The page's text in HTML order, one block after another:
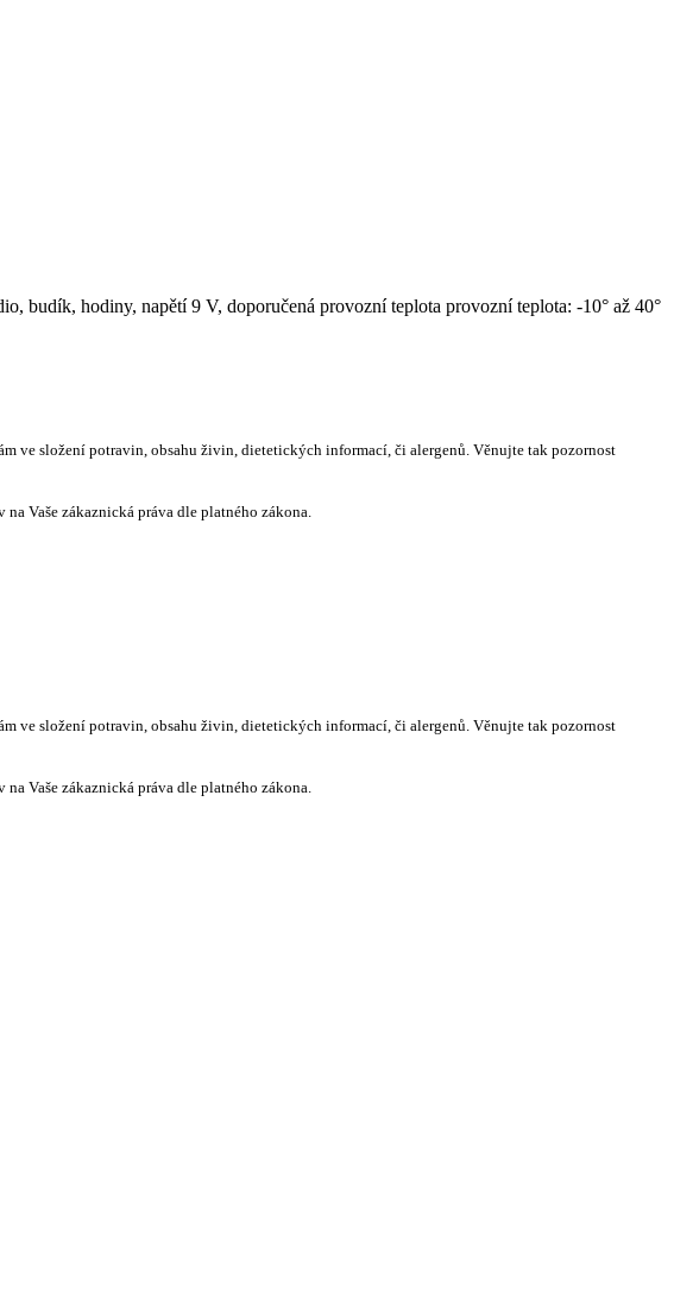
budík, hodiny, napětí 9 V, doporučená provozní teplota provozní teplota: -10° až 40°
ve složení potravin, obsahu živin, dietetických informací, či alergenů. Věnujte tak pozornost
Vaše zákaznická práva dle platného zákona.
ve složení potravin, obsahu živin, dietetických informací, či alergenů. Věnujte tak pozornost
Vaše zákaznická práva dle platného zákona.